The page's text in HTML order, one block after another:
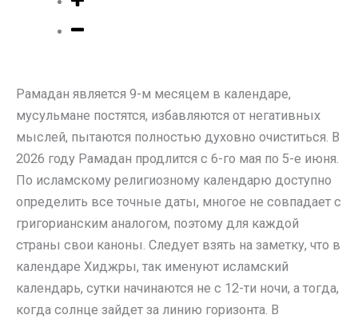
Рамадан является 9-м месяцем в календаре,
мусульмане постятся, избавляются от негативных
мыслей, пытаются полностью духовно очиститься. В
2026 году Рамадан продлится с 6-го мая по 5-е июня.
По исламскому религиозному календарю доступно
определить все точные даты, многое не совпадает с
григорианским аналогом, поэтому для каждой
страны свои каноны. Следует взять на заметку, что в
календаре Хиджры, так именуют исламский
календарь, сутки начинаются не с 12-ти ночи, а тогда,
когда солнце зайдет за линию горизонта. В